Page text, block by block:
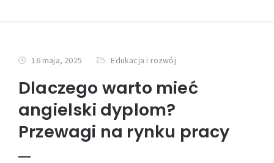
16 maja, 2025 Edukacja i rozwój
Dlaczego warto mieć
angielski dyplom?
Przewagi na rynku pracy